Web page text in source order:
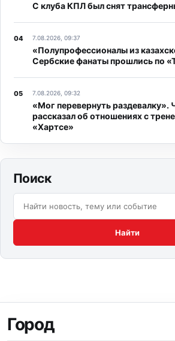
С клуба КПЛ был снят
7.08.2026, 09:37
«Полупрофессионалы из
Сербские фанаты прошлись по
7.08.2026, 09:32
«Мог перевернуть раздевалку».
рассказал об отношениях с
«Хартсе»
Поиск
Найти
Город